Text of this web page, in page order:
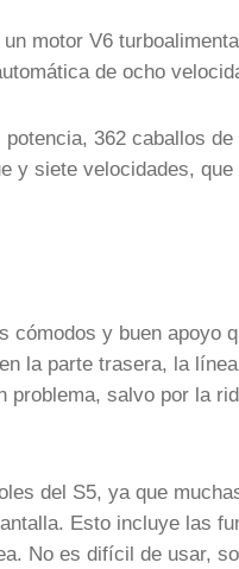
motor V6
de ocho
362 caballos
y siete velocidades,
cómodos y buen apoyo
la parte trasera, la
problema, salvo por la
del S5, ya que
Esto incluye las
No es difícil de usar,